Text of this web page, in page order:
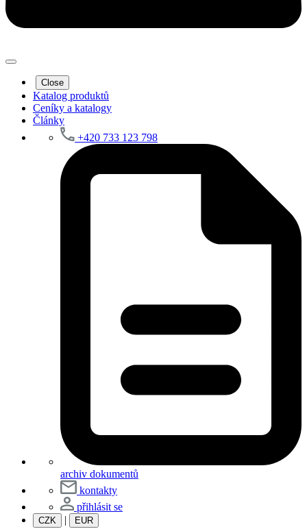
Close
Katalog produktů
Ceníky a katalogy
Články
+420 733 123 798
archiv dokumentů
kontakty
přihlásit se
CZK | EUR